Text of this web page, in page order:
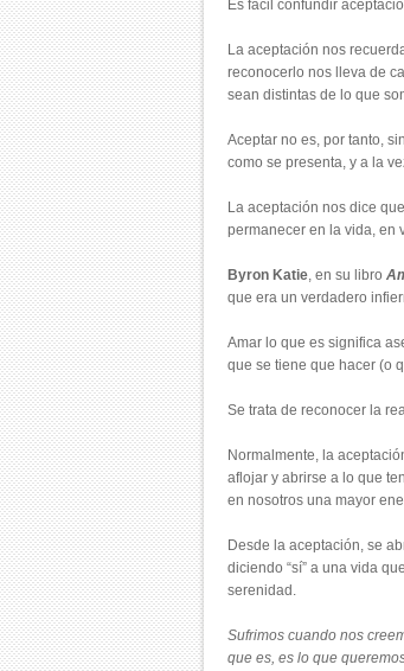
Es fácil confundir
La aceptación nos
reconocerlo nos lleva de
sean distintas de lo que
Aceptar no es, por tanto,
como se presenta, y a la
La aceptación nos dice
permanecer en la vida, en
Byron Katie, en su libro
que era un verdadero
Amar lo que es significa
que se tiene que hacer (o
Se trata de reconocer la
Normalmente, la
aflojar y abrirse a lo que
en nosotros una mayor
Desde la aceptación, se
diciendo “sí” a una vida
serenidad.
Sufrimos cuando nos
que es, es lo que